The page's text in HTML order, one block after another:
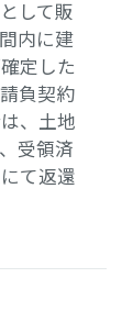
して販
内に建
定した
負契約
、土地
受領済
て返還